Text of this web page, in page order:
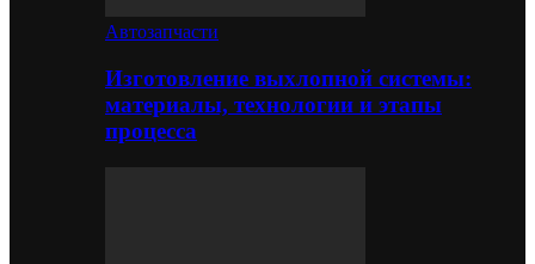
Автозапчасти
Изготовление выхлопной системы:
материалы, технологии и этапы
процесса